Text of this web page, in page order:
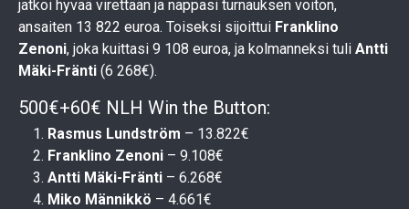
jatkoi hyvää virettään ja nappasi turnauksen voiton,
ansaiten 13 822 euroa. Toiseksi sijoittui Franklino
Zenoni, joka kuittasi 9 108 euroa, ja kolmanneksi tuli Antti
Mäki-Fränti (6 268€).
500€+60€ NLH Win the Button:
Rasmus Lundström – 13.822€
Franklino Zenoni – 9.108€
Antti Mäki-Fränti – 6.268€
Miko Männikkö – 4.661€